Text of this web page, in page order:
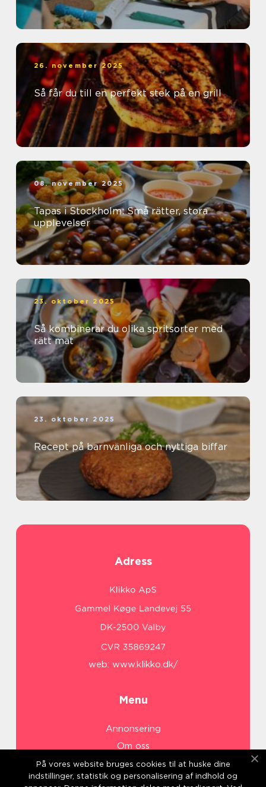
26. november 2025
Så får du till en perfekt stek på en grill
08. november 2025
Tapas i Stockholm: Små rätter, stora
upplevelser
23. oktober 2025
Så kombinerar du olika spritsorter med
rätt mat
23. oktober 2025
Recept på barnvänliga och nyttiga biffar
Adress
web: www.klikko.dk/
Menu
Annonsering
Om oss
Cookies
Kontakta oss
På vores website bruges cookies til at huske dine
indstillinger, statistik og personalisering af indhold og